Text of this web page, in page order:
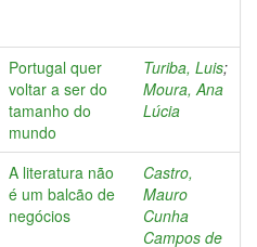
Portugal quer
voltar a ser do
tamanho do
mundo
Turiba, Luis;
Moura, Ana
Lúcia
A literatura não
é um balcão de
negócios
Castro,
Mauro
Cunha
Campos de